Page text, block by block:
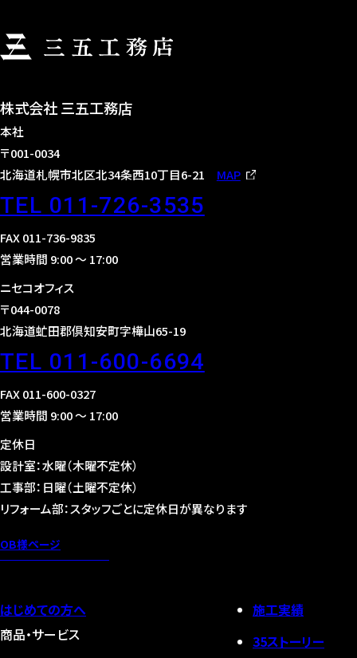
株式会社 三五工務店
本社
〒001-0034
北海道札幌市北区北34条西10丁目6-21
MAP
TEL 011-726-3535
FAX 011-736-9835
営業時間 9:00 〜 17:00
ニセコオフィス
〒044-0078
北海道虻田郡倶知安町字樺山65-19
TEL 011-600-6694
FAX 011-600-0327
営業時間 9:00 〜 17:00
定休日
設計室：水曜（木曜不定休）
工事部：日曜（土曜不定休）
リフォーム部：スタッフごとに定休日が異なります
OB様ページ
はじめての方へ
商品・サービス
施工実績
35ストーリー